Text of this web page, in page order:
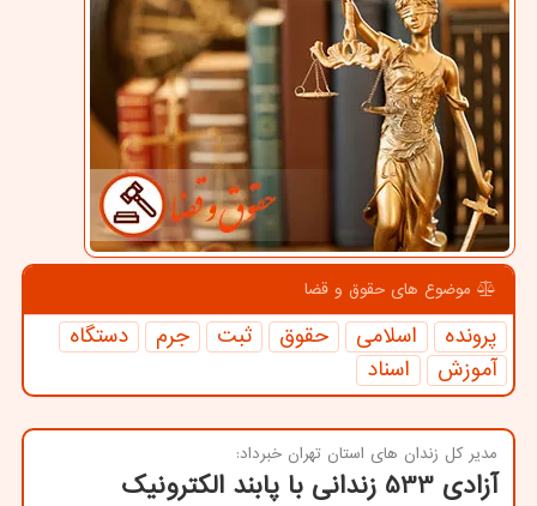
موضوع های حقوق و قضا
پرونده اسلامی حقوق ثبت جرم
دستگاه
آموزش
اسناد
مدیر كل زندان های استان تهران خبرداد:
آزادی 533 زندانی با پابند الكترونیك